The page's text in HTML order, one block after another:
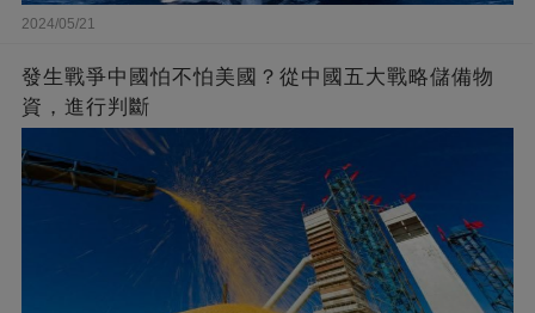
2024/05/21
發生戰爭中國怕不怕美國？從中國五大戰略儲備物
資，進行判斷